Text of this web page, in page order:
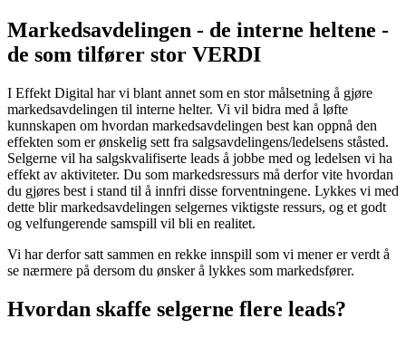
Markedsavdelingen - de interne heltene -
de som tilfører stor VERDI
I Effekt Digital har vi blant annet som en stor målsetning å gjøre
markedsavdelingen til interne helter. Vi vil bidra med å løfte
kunnskapen om hvordan markedsavdelingen best kan oppnå den
effekten som er ønskelig sett fra salgsavdelingens/ledelsens ståsted.
Selgerne vil ha salgskvalifiserte leads å jobbe med og ledelsen vi ha
effekt av aktiviteter. Du som markedsressurs må derfor vite hvordan
du gjøres best i stand til å innfri disse forventningene. Lykkes vi med
dette blir markedsavdelingen selgernes viktigste ressurs, og et godt
og velfungerende samspill vil bli en realitet.
Vi har derfor satt sammen en rekke innspill som vi mener er verdt å
se nærmere på dersom du ønsker å lykkes som markedsfører.
Hvordan skaffe selgerne flere leads?